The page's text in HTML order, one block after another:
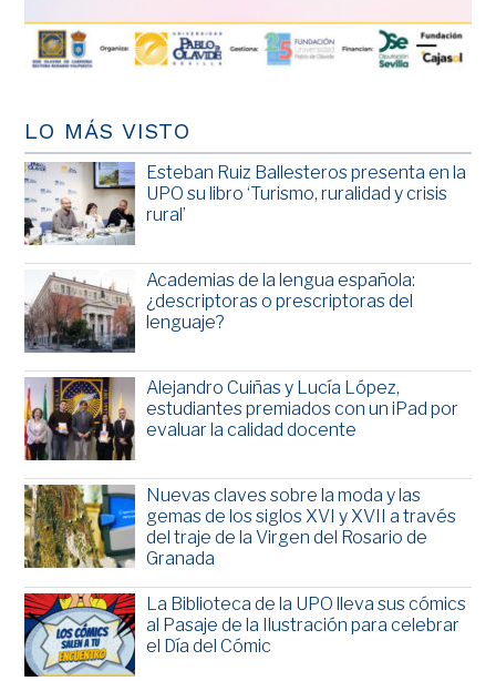
LO MÁS VISTO
Esteban Ruiz Ballesteros presenta en la
UPO su libro ‘Turismo, ruralidad y crisis
rural’
Academias de la lengua española:
¿descriptoras o prescriptoras del
lenguaje?
Alejandro Cuiñas y Lucía López,
estudiantes premiados con un iPad por
evaluar la calidad docente
Nuevas claves sobre la moda y las
gemas de los siglos XVI y XVII a través
del traje de la Virgen del Rosario de
Granada
La Biblioteca de la UPO lleva sus cómics
al Pasaje de la Ilustración para celebrar
el Día del Cómic